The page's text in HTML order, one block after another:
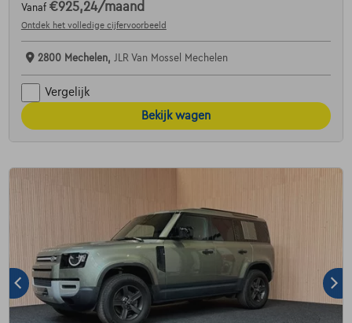
Vanaf €925,24/maand
Ontdek het volledige cijfervoorbeeld
2800 Mechelen, JLR Van Mossel Mechelen
Vergelijk
Bekijk wagen